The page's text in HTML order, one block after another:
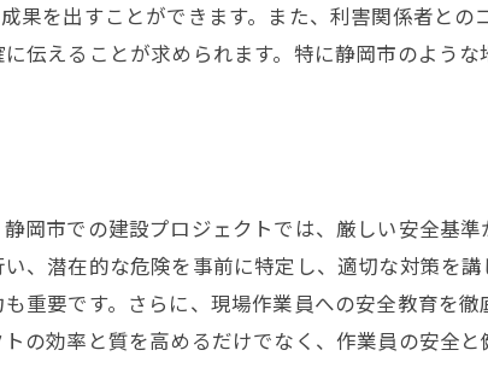
果を出すことができます。また、利害関係者との
伝えることが求められます。特に静岡市のよう
岡市での建設プロジェクトでは、厳しい安全基
、潜在的な危険を事前に特定し、適切な対策を
重要です。さらに、現場作業員への安全教育を
の効率と質を高めるだけでなく、作業員の安全